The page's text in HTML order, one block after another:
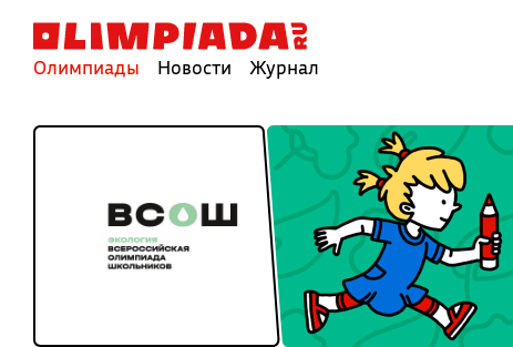
Олимпиады Новости Журнал